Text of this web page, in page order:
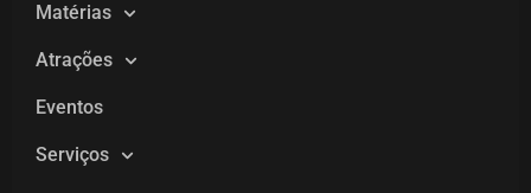
Matérias
Atrações
Eventos
Serviços